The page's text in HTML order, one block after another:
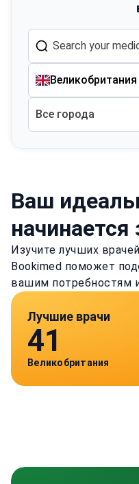
Великобритания
Все города
Ваш
начинается
Изучите лучших
Bookimed поможет
вашим потребностям
Лучшие врачи
41
Великобритания